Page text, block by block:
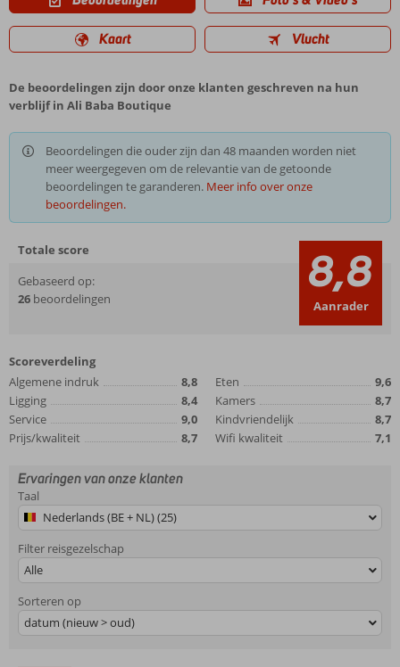
Kaart Vlucht
De beoordelingen zijn door onze klanten geschreven na hun
verblijf in Ali Baba Boutique
Beoordelingen die ouder zijn dan 48 maanden worden niet
meer weergegeven om de relevantie van de getoonde
beoordelingen te garanderen. Meer info over onze
beoordelingen.
Totale score
Gebaseerd op:
26 beoordelingen 8,8
Aanrader
Scoreverdeling
Algemene indruk
8,8
Ligging
8,4
Service
9,0
Prijs/kwaliteit
8,7
Eten
9,6
Kamers
8,7
Kindvriendelijk
8,7
Wifi kwaliteit
7,1
Ervaringen van onze klanten
Taal
Nederlands (BE + NL) (25)
Filter reisgezelschap
Alle
Sorteren op
datum (nieuw > oud)